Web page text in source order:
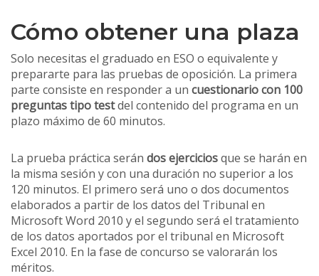
Cómo obtener una plaza
Solo necesitas el graduado en ESO o equivalente y
prepararte para las pruebas de oposición. La primera
parte consiste en responder a un cuestionario con 100
preguntas tipo testdel contenido del programa en un
plazo máximo de 60 minutos.
La prueba práctica serán dos ejerciciosque se harán en
la misma sesión y con una duración no superior a los
120 minutos. El primero será uno o dos documentos
elaborados a partir de los datos del Tribunal en
Microsoft Word 2010 y el segundo será el tratamiento
de los datos aportados por el tribunal en Microsoft
Excel 2010. En la fase de concurso se valorarán los
méritos.